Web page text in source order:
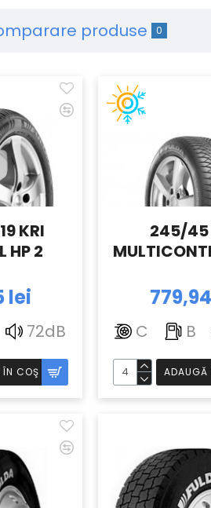
produse 0
KRI
HP 2
lei
72dB
COŞ
245/45
C B
ADAUGĂ